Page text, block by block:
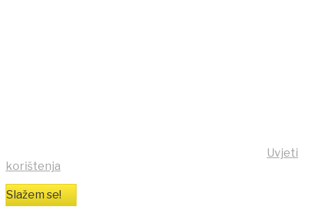
Uvjeti
korištenja
Slažem se!